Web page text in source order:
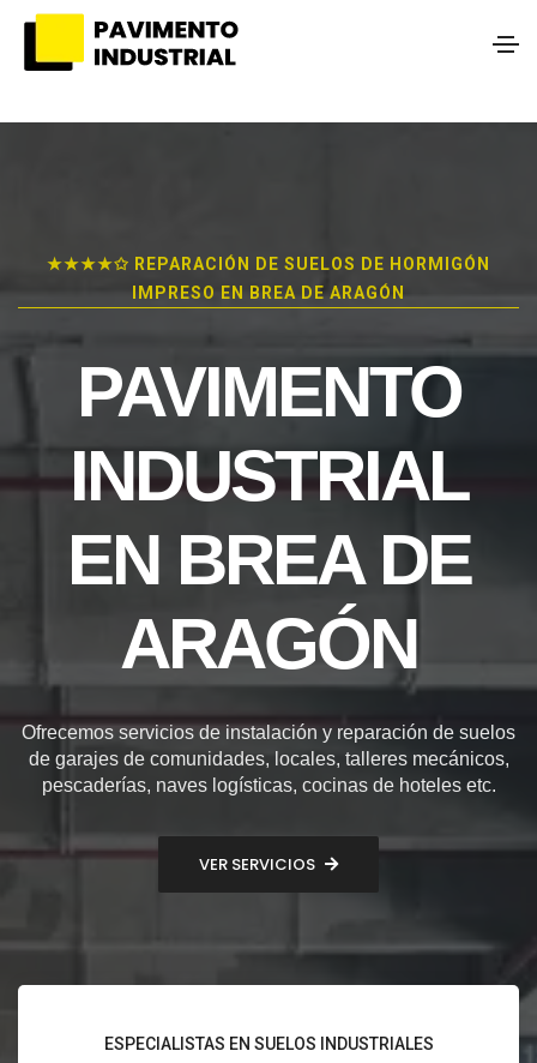
★★★★✩ REPARACIÓN DE SUELOS DE HORMIGÓN
IMPRESO EN BREA DE ARAGÓN
PAVIMENTO
INDUSTRIAL
EN BREA DE
ARAGÓN
Ofrecemos servicios de instalación y reparación de suelos
de garajes de comunidades, locales, talleres mecánicos,
pescaderías, naves logísticas, cocinas de hoteles etc.
VER SERVICIOS
ESPECIALISTAS EN SUELOS INDUSTRIALES